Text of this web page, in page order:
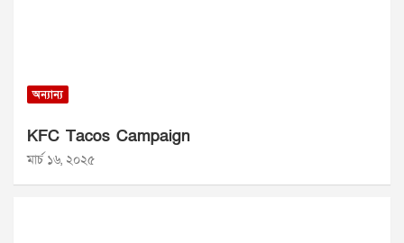
অন্যান্য
KFC Tacos Campaign
মার্চ ১৬, ২০২৫